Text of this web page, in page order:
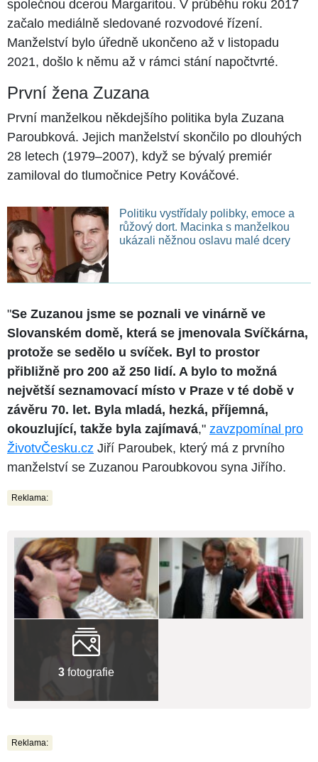
společnou dcerou Margaritou. V průběhu roku 2017
začalo mediálně sledované rozvodové řízení.
Manželství bylo úředně ukončeno až v listopadu
2021, došlo k němu až v rámci stání napočtvrté.
První žena Zuzana
První manželkou někdejšího politika byla Zuzana
Paroubková. Jejich manželství skončilo po dlouhých
28 letech (1979–2007), když se bývalý premiér
zamiloval do tlumočnice Petry Kováčové.
Politiku vystřídaly polibky, emoce a
růžový dort. Macinka s manželkou
ukázali něžnou oslavu malé dcery
"Se Zuzanou jsme se poznali ve vinárně ve
Slovanském domě, která se jmenovala Svíčkárna,
protože se sedělo u svíček. Byl to prostor
přibližně pro 200 až 250 lidí. A bylo to možná
největší seznamovací místo v Praze v té době v
závěru 70. let. Byla mladá, hezká, příjemná,
okouzlující, takže byla zajímavá," zavzpomínal pro
ŽivotvČesku.cz Jiří Paroubek, který má z prvního
manželství se Zuzanou Paroubkovou syna Jiřího.
Reklama:
3 fotografie
Reklama: